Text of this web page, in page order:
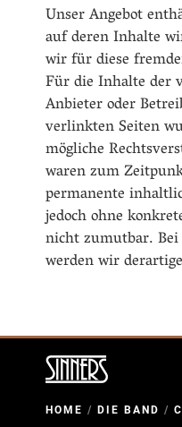
Unser Angebot
auf deren Inhalte
wir für diese
Für die Inhalte der
Anbieter oder
verlinkten Seiten
mögliche
waren zum
permanente
jedoch ohne
nicht zumutbar.
werden wir
HOME / DIE BAND /